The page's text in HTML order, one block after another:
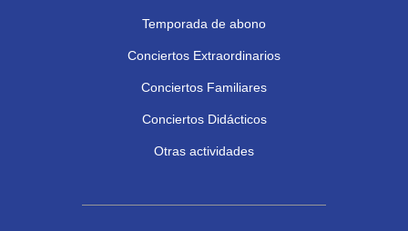
Temporada de abono
Conciertos Extraordinarios
Conciertos Familiares
Conciertos Didácticos
Otras actividades